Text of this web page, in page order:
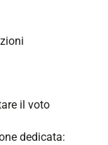
il voto
dedicata: